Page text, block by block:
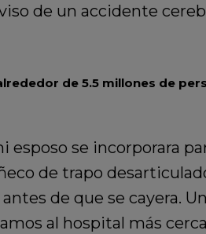
de un accidente
de 5.5 millones de
se incorporara
de trapo
de que se cayera.
al hospital más